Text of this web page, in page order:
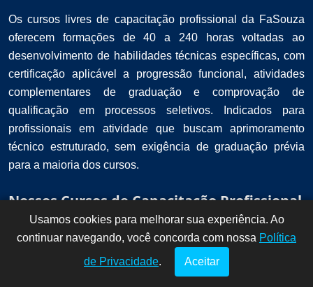
Os cursos livres de capacitação profissional da FaSouza
oferecem formações de 40 a 240 horas voltadas ao
desenvolvimento de habilidades técnicas específicas, com
certificação aplicável a progressão funcional, atividades
complementares de graduação e comprovação de
qualificação em processos seletivos. Indicados para
profissionais em atividade que buscam aprimoramento
técnico estruturado, sem exigência de graduação prévia
para a maioria dos cursos.
Nossos Cursos de Capacitação Profissional
!
Dúvidas? Fale
conosco por
aqui!
Usamos cookies para melhorar sua experiência. Ao
continuar navegando, você concorda com nossa Política
de Privacidade. Aceitar